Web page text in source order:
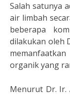
Salah satunya
air limbah
beberapa
dilakukan oleh
organik yang
Menurut Dr. Ir.